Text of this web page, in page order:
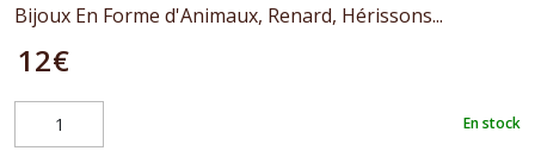
Bijoux En Forme d'Animaux, Renard, Hérissons...
12€
En stock